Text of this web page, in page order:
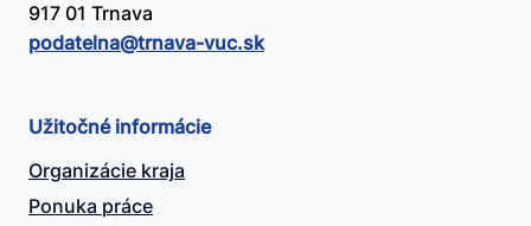
917 01 Trnava
podatelna@​trnava-vuc.sk
Užitočné informácie
Organizácie kraja
Ponuka práce